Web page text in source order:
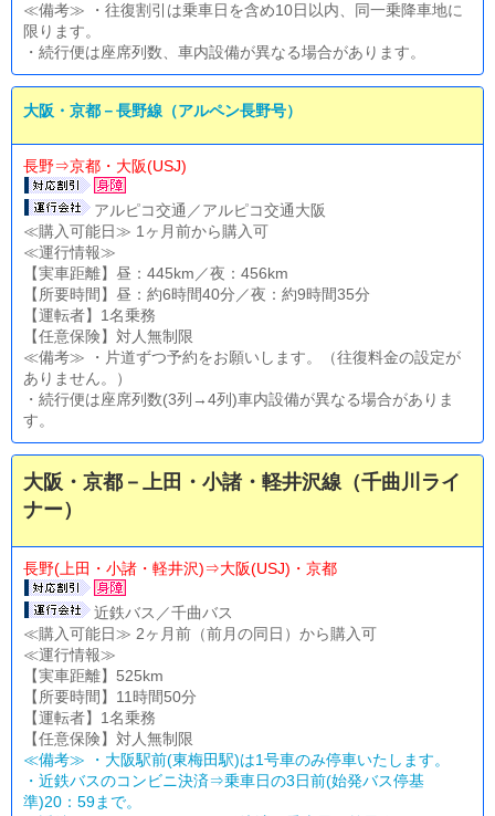
≪備考≫ ・往復割引は乗車日を含め10日以内、同一乗降車地に
限ります。
・続行便は座席列数、車内設備が異なる場合があります。
大阪・京都－長野線（アルペン長野号）
長野⇒京都・大阪(USJ)
アルピコ交通／アルピコ交通大阪
≪購入可能日≫ 1ヶ月前から購入可
≪運行情報≫
【実車距離】昼：445km／夜：456km
【所要時間】昼：約6時間40分／夜：約9時間35分
【運転者】1名乗務
【任意保険】対人無制限
≪備考≫ ・片道ずつ予約をお願いします。（往復料金の設定が
ありません。）
・続行便は座席列数(3列→4列)車内設備が異なる場合がありま
す。
大阪・京都－上田・小諸・軽井沢線（千曲川ライ
ナー）
長野(上田・小諸・軽井沢)⇒大阪(USJ)・京都
近鉄バス／千曲バス
≪購入可能日≫ 2ヶ月前（前月の同日）から購入可
≪運行情報≫
【実車距離】525km
【所要時間】11時間50分
【運転者】1名乗務
【任意保険】対人無制限
≪備考≫ ・大阪駅前(東梅田駅)は1号車のみ停車いたします。
・近鉄バスのコンビニ決済⇒乗車日の3日前(始発バス停基
準)20：59まで。